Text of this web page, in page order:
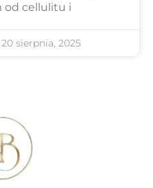
od cellulitu i
20 sierpnia, 2025